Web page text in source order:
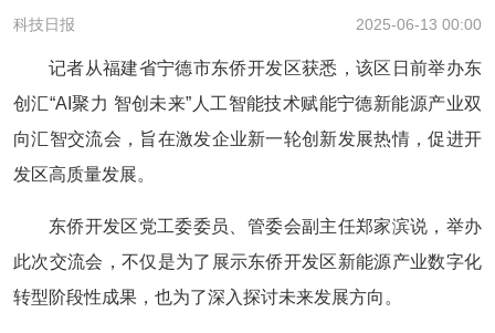
科技日报 2025-06-13 00:00
记者从福建省宁德市东侨开发区获悉，该区日前举办东
创汇“AI聚力 智创未来”人工智能技术赋能宁德新能源产业双
向汇智交流会，旨在激发企业新一轮创新发展热情，促进开
发区高质量发展。
东侨开发区党工委委员、管委会副主任郑家滨说，举办
此次交流会，不仅是为了展示东侨开发区新能源产业数字化
转型阶段性成果，也为了深入探讨未来发展方向。